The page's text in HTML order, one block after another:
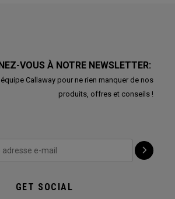
VOUS À NOTRE NEWSLETTER:
Callaway pour ne rien manquer de nos
produits, offres et conseils !
GET SOCIAL